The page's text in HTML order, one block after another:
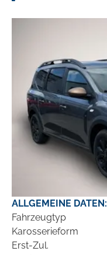
ALLGEMEINE DATEN:
Fahrzeugtyp
Karosserieform
Erst-Zul.